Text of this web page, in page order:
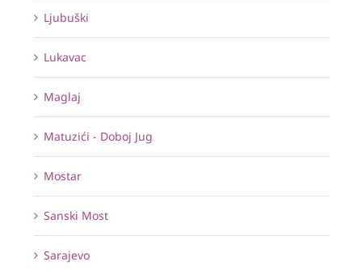
Ljubuški
Lukavac
Maglaj
Matuzići - Doboj Jug
Mostar
Sanski Most
Sarajevo